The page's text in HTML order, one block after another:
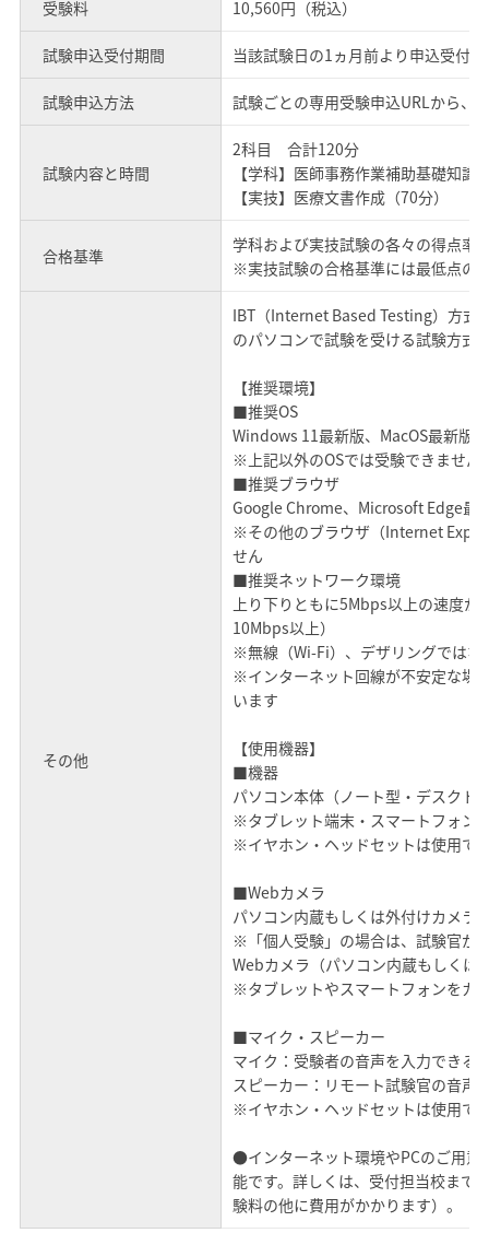
受験料 10,560円（税込）
試験申込受付期間 当該試験日の1ヵ月前より申込受付
試験申込方法 試験ごとの専用受験申込URLから、
試験内容と時間
2科目 合計120分
【学科】医師事務作業補助基礎知識
【実技】医療文書作成（70分）
合格基準
学科および実技試験の各々の得点率
※実技試験の合格基準には最低点の
その他
IBT（Internet Based Testing）方式
のパソコンで試験を受ける試験方式
【推奨環境】
■推奨OS
Windows 11最新版、MacOS最新版
※上記以外のOSでは受験できません
■推奨ブラウザ
Google Chrome、Microsoft Edge最
※その他のブラウザ（Internet
せん
■推奨ネットワーク環境
上り下りともに5Mbps以上の速度
10Mbps以上）
※無線（Wi-Fi）、デザリングではな
※インターネット回線が不安定な場
います
【使用機器】
■機器
パソコン本体（ノート型・デスクト
※タブレット端末・スマートフォン
※イヤホン・ヘッドセットは使用で
■Webカメラ
パソコン内蔵もしくは外付けカメラ
※「個人受験」の場合は、試験官が
Webカメラ（パソコン内蔵もしくは
※タブレットやスマートフォンをカ
■マイク・スピーカー
マイク：受験者の音声を入力できる
スピーカー：リモート試験官の音声
※イヤホン・ヘッドセットは使用で
●インターネット環境やPCのご用意
能です。詳しくは、受付担当校まで
験料の他に費用がかかります）。